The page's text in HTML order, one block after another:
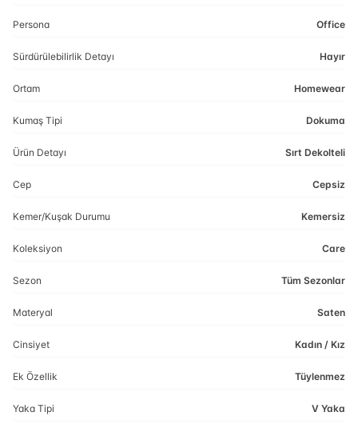
Persona Office
Sürdürülebilirlik Detayı Hayır
Ortam Homewear
Kumaş Tipi Dokuma
Ürün Detayı Sırt Dekolteli
Cep Cepsiz
Kemer/Kuşak Durumu Kemersiz
Koleksiyon Care
Sezon Tüm Sezonlar
Materyal Saten
Cinsiyet Kadın / Kız
Ek Özellik Tüylenmez
Yaka Tipi V Yaka